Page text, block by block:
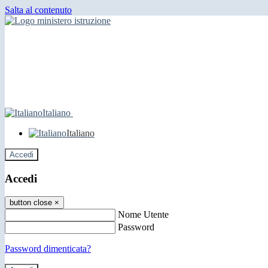
Salta al contenuto
Italiano
Italiano
Accedi
Accedi
button close ×
Nome Utente
Password
Password dimenticata?